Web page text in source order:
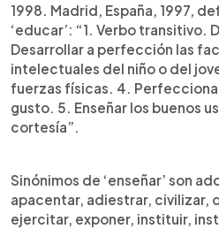
1998. Madrid, España, 1997,
‘educar’: “1. Verbo transitivo.
Desarrollar a perfección las
intelectuales del niño o del
fuerzas físicas. 4.
gusto. 5. Enseñar los buenos
cortesía”.
Sinónimos de ‘enseñar’ son
apacentar, adiestrar, civilizar,
ejercitar, exponer, instituir,